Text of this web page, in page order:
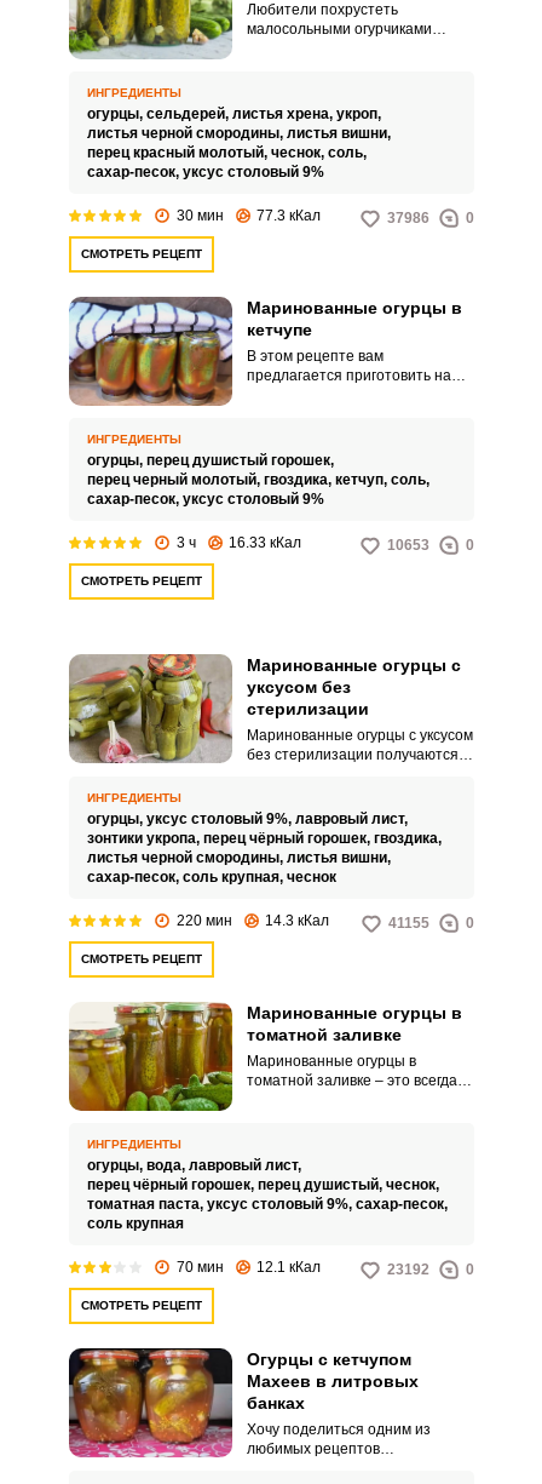
Любители похрустеть
малосольными огурчиками
уксус, который подарит огурцам
тот самый вкус и аромат.
Предлагаем вам наиболее
сбалансированный по
процентным уксусом.
ИНГРЕДИЕНТЫ
огурцы, сельдерей, листья хрена, укроп,
листья черной смородины, листья вишни,
перец красный молотый, чеснок, соль,
сахар-песок, уксус столовый 9%
30 мин 77.3 кКал 37986 0
СМОТРЕТЬ РЕЦЕПТ
Маринованные огурцы в
кетчупе
В этом рецепте вам
предлагается приготовить на
сладкой остротой.
ИНГРЕДИЕНТЫ
огурцы, перец душистый горошек,
перец черный молотый, гвоздика, кетчуп, соль,
сахар-песок, уксус столовый 9%
3 ч 16.33 кКал 10653 0
СМОТРЕТЬ РЕЦЕПТ
Маринованные огурцы с
уксусом без
стерилизации
Маринованные огурцы с уксусом
без стерилизации получаются
качестве закуски или
используют для приготовления
различных салатов.
ИНГРЕДИЕНТЫ
огурцы, уксус столовый 9%, лавровый лист,
зонтики укропа, перец чёрный горошек, гвоздика,
листья черной смородины, листья вишни,
сахар-песок, соль крупная, чеснок
220 мин 14.3 кКал 41155 0
СМОТРЕТЬ РЕЦЕПТ
Маринованные огурцы в
томатной заливке
Маринованные огурцы в
томатной заливке – это всегда
хозяйка готовит огурчики по
своему идеальному рецепту.
ИНГРЕДИЕНТЫ
огурцы, вода, лавровый лист,
перец чёрный горошек, перец душистый, чеснок,
томатная паста, уксус столовый 9%, сахар-песок,
соль крупная
70 мин 12.1 кКал 23192 0
СМОТРЕТЬ РЕЦЕПТ
Огурцы с кетчупом
Махеев в литровых
банках
Хочу поделиться одним из
любимых рецептов